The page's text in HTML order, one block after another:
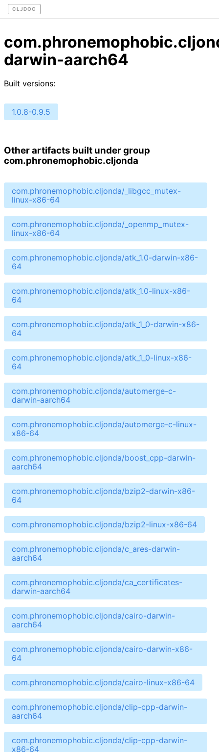
CLJDOC
darwin-aarch64
Built versions:
1.0.8-0.9.5
Other artifacts built under group
com.phronemophobic.cljonda
com.phronemophobic.cljonda/_libgcc_mutex-
linux-x86-64
com.phronemophobic.cljonda/_openmp_mutex-
linux-x86-64
com.phronemophobic.cljonda/atk_1.0-darwin-x86-
64
com.phronemophobic.cljonda/atk_1.0-linux-x86-
64
com.phronemophobic.cljonda/atk_1_0-darwin-x86-
64
com.phronemophobic.cljonda/atk_1_0-linux-x86-
64
com.phronemophobic.cljonda/automerge-c-
darwin-aarch64
com.phronemophobic.cljonda/automerge-c-linux-
x86-64
com.phronemophobic.cljonda/boost_cpp-darwin-
aarch64
com.phronemophobic.cljonda/bzip2-darwin-x86-
64
com.phronemophobic.cljonda/bzip2-linux-x86-64
com.phronemophobic.cljonda/c_ares-darwin-
aarch64
com.phronemophobic.cljonda/ca_certificates-
darwin-aarch64
com.phronemophobic.cljonda/cairo-darwin-
aarch64
com.phronemophobic.cljonda/cairo-darwin-x86-
64
com.phronemophobic.cljonda/cairo-linux-x86-64
com.phronemophobic.cljonda/clip-cpp-darwin-
aarch64
com.phronemophobic.cljonda/clip-cpp-darwin-
x86-64